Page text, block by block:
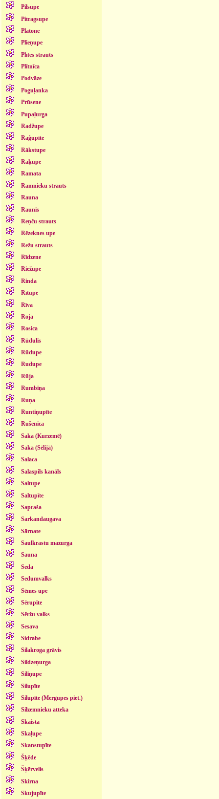
Pilsupe
Pitragsupe
Platone
Plieņupe
Plītes strauts
Plītnīca
Podvāze
Poguļanka
Prūsene
Pupaļurga
Radžupe
Raģupīte
Rākstupe
Raķupe
Ramata
Rāmnieku strauts
Rauna
Raunis
Reņču strauts
Rēzeknes upe
Režu strauts
Rīdzene
Riežupe
Rinda
Rītupe
Rīva
Roja
Rosica
Rūdulis
Rūdupe
Rudupe
Rūja
Rumbiņa
Ruņa
Runtiņupīte
Rušenica
Saka (Kurzemē)
Saka (Sēlijā)
Salaca
Salaspils kanāls
Saltupe
Saltupīte
Sapraša
Sarkandaugava
Sārnate
Saulkrastu mazurga
Sauna
Seda
Sedumvalks
Sēmes upe
Sērupīte
Sēržu valks
Sesava
Sidrabe
Silakroga grāvis
Sildzeņurga
Siliņupe
Silupīte
Silupīte (Mergupes piet.)
Silzemnieku atteka
Skaista
Skaļupe
Skanstupīte
Šķēde
Šķērvelis
Skirna
Skujupīte